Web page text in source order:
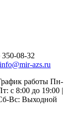
08-32
info@mir-azs.ru
работы Пн-
с 8:00 до 19:00 |
Вс: Выходной